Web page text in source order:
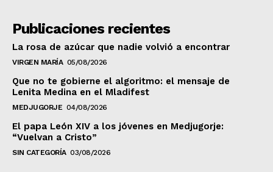
Publicaciones recientes
La rosa de azúcar que nadie volvió a encontrar
VIRGEN MARÍA 05/08/2026
Que no te gobierne el algoritmo: el mensaje de
Lenita Medina en el Mladifest
MEDJUGORJE 04/08/2026
El papa León XIV a los jóvenes en Medjugorje:
“Vuelvan a Cristo”
SIN CATEGORÍA 03/08/2026